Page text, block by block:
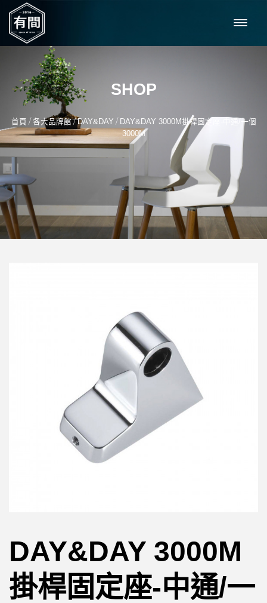
SHOP
首頁 / 各大品牌館/DAY&DAY / DAY&DAY 3000M掛桿固定座-中通/一個
3000M
DAY&DAY 3000M
掛桿固定座-中通/一